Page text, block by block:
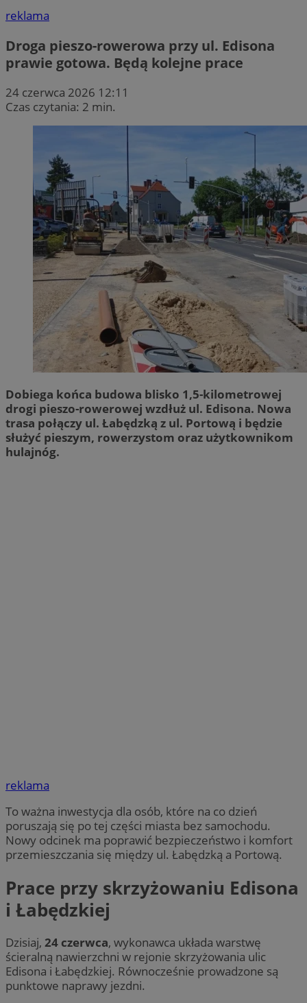
reklama
Droga pieszo-rowerowa przy ul. Edisona
prawie gotowa. Będą kolejne prace
24 czerwca 2026 12:11
Czas czytania: 2 min.
Dobiega końca budowa blisko 1,5-kilometrowej
drogi pieszo-rowerowej wzdłuż ul. Edisona. Nowa
trasa połączy ul. Łabędzką z ul. Portową i będzie
służyć pieszym, rowerzystom oraz użytkownikom
hulajnóg.
reklama
To ważna inwestycja dla osób, które na co dzień
poruszają się po tej części miasta bez samochodu.
Nowy odcinek ma poprawić bezpieczeństwo i komfort
przemieszczania się między ul. Łabędzką a Portową.
Prace przy skrzyżowaniu Edisona
i Łabędzkiej
Dzisiaj, 24 czerwca, wykonawca układa warstwę
ścieralną nawierzchni w rejonie skrzyżowania ulic
Edisona i Łabędzkiej. Równocześnie prowadzone są
punktowe naprawy jezdni.